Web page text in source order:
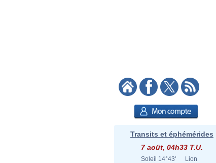
Transits et éphémérides
7 août, 04h33 T.U.
Soleil 14°43'
Lion